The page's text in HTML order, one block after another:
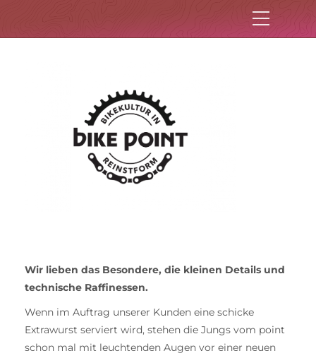
Wir lieben das Besondere, die kleinen Details und
technische Raffinessen.
Wenn im Auftrag unserer Kunden eine schicke
Extrawurst serviert wird, stehen die Jungs vom point
schon mal mit leuchtenden Augen vor einer neuen